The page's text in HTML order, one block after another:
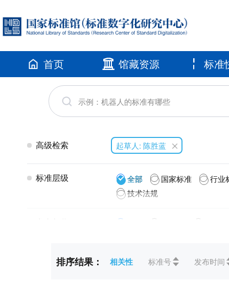
首页 馆藏资源 标准
高级检索 起草人: 陈胜蓝
标准层级 全部 国家标准
行业
技术法规
发布年代
排序结果： 相关性 标准号 发布时间